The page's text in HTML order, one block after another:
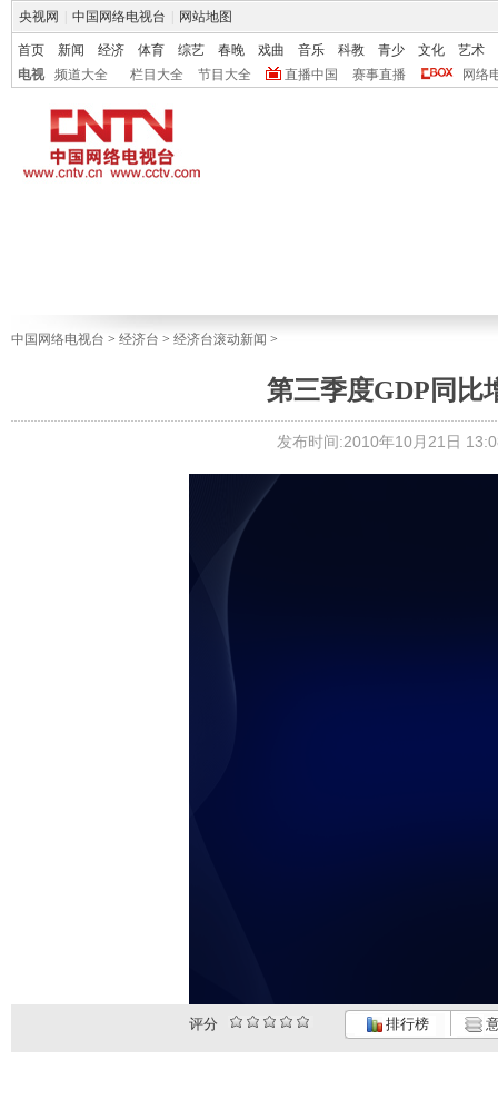
央视网 中国网络电视台 网站地图
首页 新闻 经济 体育 综艺 春晚 戏曲 音乐 科教 青少 文化
艺术
电视
频道大全 栏目大全 节目大全 直播中国 赛事直播 网络
中国网络电视台 > 经济台 > 经济台滚动新闻 >
第三季度GDP同比
发布时间:2010年10月21日
评分 排行榜